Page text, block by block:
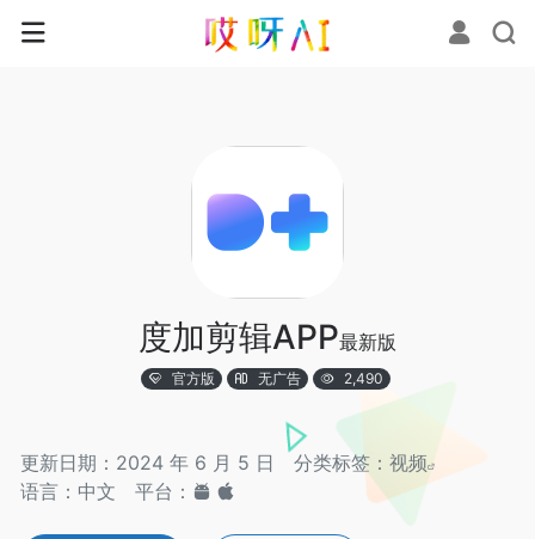
度加剪辑APP最新版
官方版 无广告 2,490
更新日期：2024 年 6 月 5 日 分类标签： 视频
语言：中文
平台：